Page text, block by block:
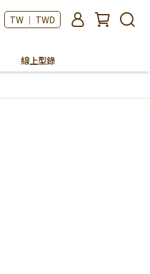
TW ｜ TWD
線上型錄